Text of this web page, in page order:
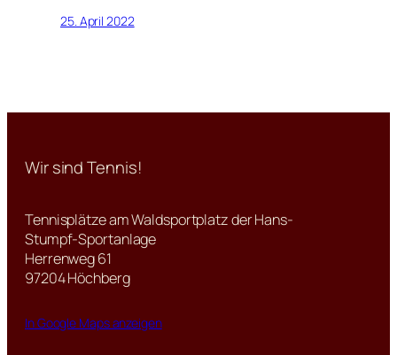
25. April 2022
Wir sind Tennis!
Tennisplätze am Waldsportplatz der Hans-
Stumpf-Sportanlage
Herrenweg 61
97204 Höchberg
In Google Maps anzeigen